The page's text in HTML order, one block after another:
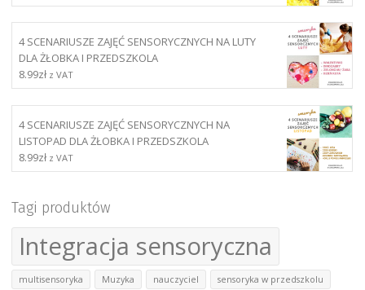
4 SCENARIUSZE ZAJĘĆ SENSORYCZNYCH NA LUTY
DLA ŻŁOBKA I PRZEDSZKOLA
8.99zł z VAT
4 SCENARIUSZE ZAJĘĆ SENSORYCZNYCH NA
LISTOPAD DLA ŻŁOBKA I PRZEDSZKOLA
8.99zł z VAT
Tagi produktów
Integracja sensoryczna
multisensoryka Muzyka nauczyciel sensoryka w przedszkolu